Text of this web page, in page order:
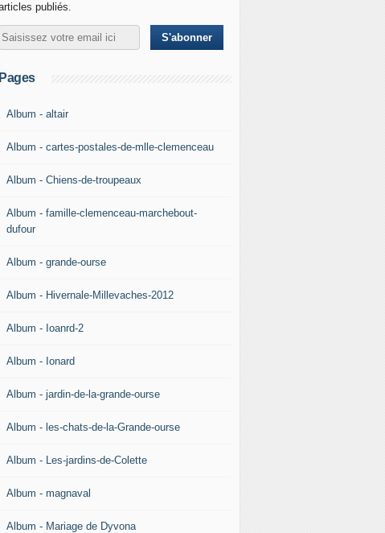
publiés.
Pages
Album - altair
Album - cartes-postales-de-mlle-clemenceau
Album - Chiens-de-troupeaux
Album - famille-clemenceau-marchebout-
dufour
Album - grande-ourse
Album - Hivernale-Millevaches-2012
Album - Ioanrd-2
Album - Ionard
Album - jardin-de-la-grande-ourse
Album - les-chats-de-la-Grande-ourse
Album - Les-jardins-de-Colette
Album - magnaval
Album - Mariage de Dyvona